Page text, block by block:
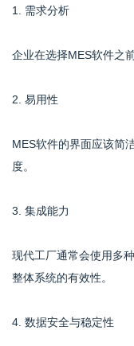
1. 需求分析
企业在选择MES软件之
2. 易用性
MES软件的界面应该简
度。
3. 集成能力
现代工厂通常会使用多
整体系统的有效性。
4. 数据安全与稳定性